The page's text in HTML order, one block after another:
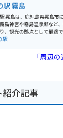
いるので、お土産にいかが
場があるので安心して駐車
峡までは約30分と、ツー
です。周辺には、雄大な
然を感じながらツーリングを
は、なんといっても「高千
駅 霧島
霧島は、鹿児島県霧島市
島神宮や霧島温泉郷など
観光の拠点として最適です。 施設内には
品を販売するショップやレ
周辺の観光情報を入手すること
れる場合は、駐車場も広く
雄大な自然、歴史を感じら
です。道の駅 霧島はそん
ひ立ち寄ってみてくださ
駅
「周辺
紹介記事